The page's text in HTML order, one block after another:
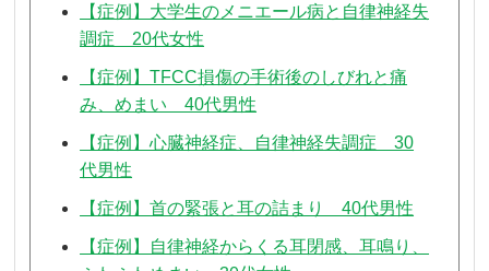
【症例】大学生のメニエール病と自律神経失
調症 20代女性
【症例】TFCC損傷の手術後のしびれと痛
み、めまい 40代男性
【症例】心臓神経症、自律神経失調症 30
代男性
【症例】首の緊張と耳の詰まり 40代男性
【症例】自律神経からくる耳閉感、耳鳴り、